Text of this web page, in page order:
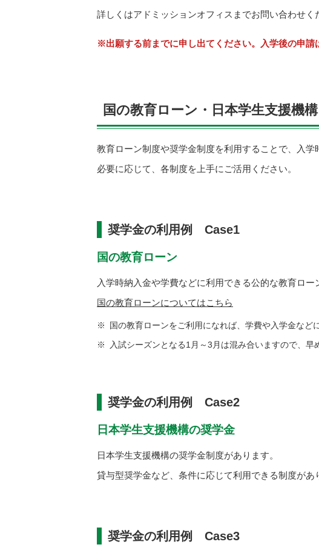
詳しくはアドミッションオフィスまでお問い合わせく
※出願する前までに申し出てください。入学後の申請
国の教育ローン・日本学生支援機構
教育ローン制度や奨学金制度を利用することで、入
必要に応じて、各制度を上手にご活用ください。
奨学金の利用例 Case1
国の教育ローン
入学時納入金や学費などに利用できる公的な教育ロー
国の教育ローンについてはこちら
国の教育ローンをご利用になれば、学費や入学金など
入試シーズンとなる1月～3月は混み合いますので、早
奨学金の利用例 Case2
日本学生支援機構の奨学金
日本学生支援機構の奨学金制度があります。
貸与型奨学金など、条件に応じて利用できる制度が
奨学金の利用例 Case3